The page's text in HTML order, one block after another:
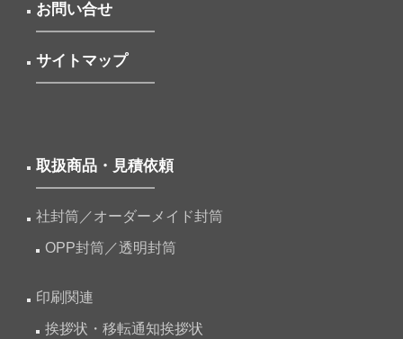
お問い合せ
サイトマップ
取扱商品・見積依頼
社封筒／オーダーメイド封筒
OPP封筒／透明封筒
印刷関連
挨拶状・移転通知挨拶状